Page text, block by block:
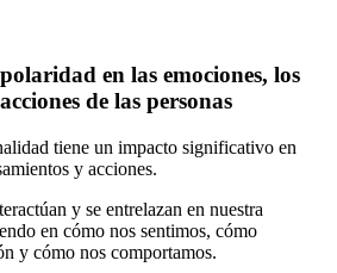
en las emociones, los
de las personas
tiene un impacto significativo en
y acciones.
y se entrelazan en nuestra
en cómo nos sentimos, cómo
y cómo nos comportamos.